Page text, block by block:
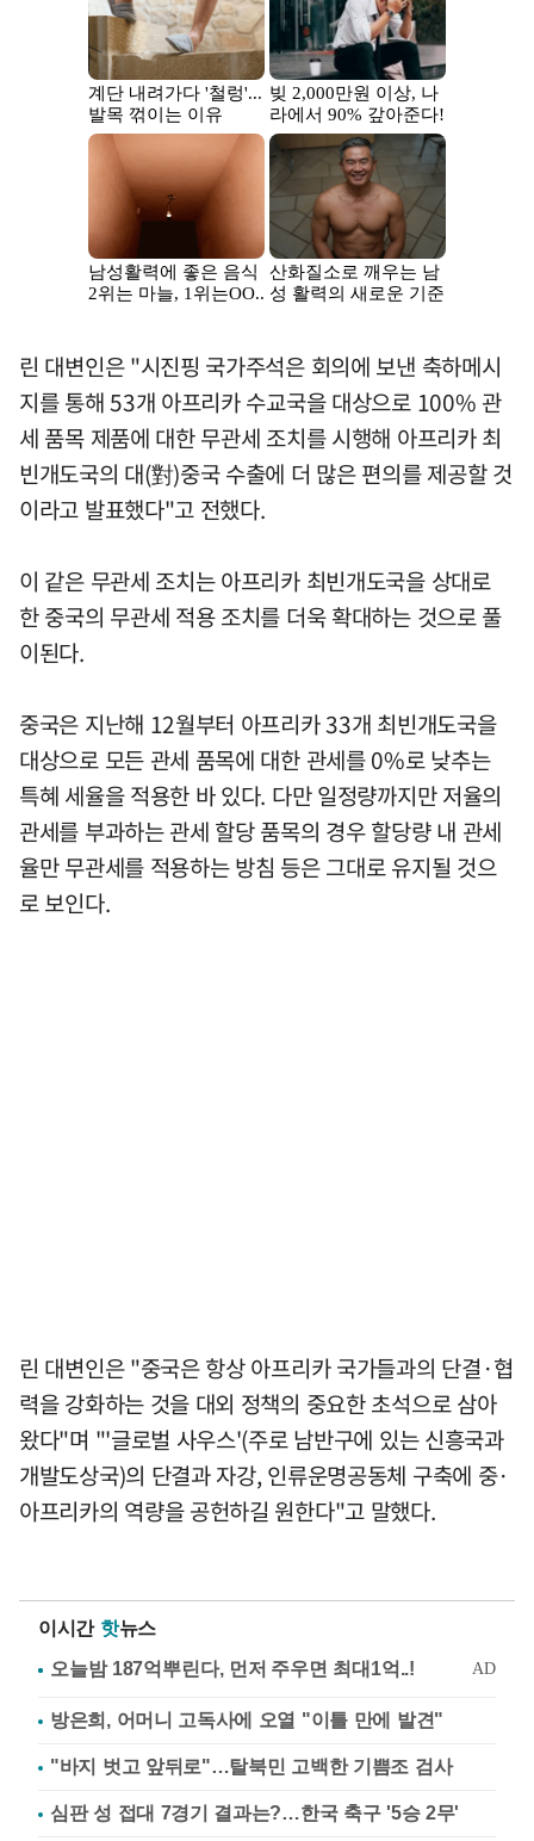
린 대변인은 "시진핑 국가주석은 회의에 보낸 축하메시
지를 통해 53개 아프리카 수교국을 대상으로 100% 관
세 품목 제품에 대한 무관세 조치를 시행해 아프리카 최
빈개도국의 대(對)중국 수출에 더 많은 편의를 제공할 것
이라고 발표했다"고 전했다.
이 같은 무관세 조치는 아프리카 최빈개도국을 상대로
한 중국의 무관세 적용 조치를 더욱 확대하는 것으로 풀
이된다.
중국은 지난해 12월부터 아프리카 33개 최빈개도국을
대상으로 모든 관세 품목에 대한 관세를 0%로 낮추는
특혜 세율을 적용한 바 있다. 다만 일정량까지만 저율의
관세를 부과하는 관세 할당 품목의 경우 할당량 내 관세
율만 무관세를 적용하는 방침 등은 그대로 유지될 것으
로 보인다.
린 대변인은 "중국은 항상 아프리카 국가들과의 단결·협
력을 강화하는 것을 대외 정책의 중요한 초석으로 삼아
왔다"며 "'글로벌 사우스'(주로 남반구에 있는 신흥국과
개발도상국)의 단결과 자강, 인류운명공동체 구축에 중·
아프리카의 역량을 공헌하길 원한다"고 말했다.
이시간 핫뉴스
방은희, 어머니 고독사에 오열 "이틀 만에 발견"
"바지 벗고 앞뒤로"…탈북민 고백한 기쁨조 검사
심판 성 접대 7경기 결과는?…한국 축구 '5승 2무'